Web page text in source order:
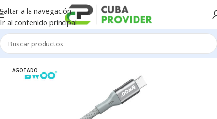
Saltar a la navegación
Ir al contenido principal
Inicio/BWOO
AGOTADO